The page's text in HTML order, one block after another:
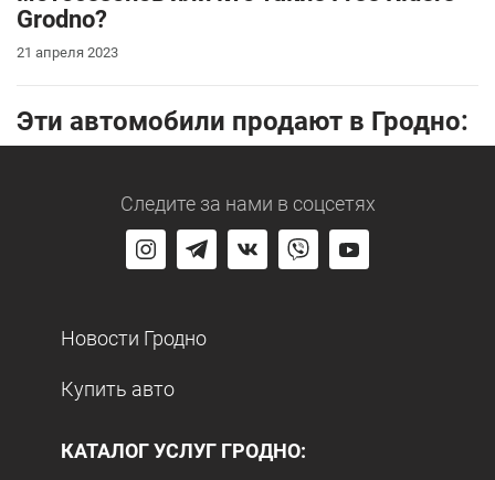
Grodno?
21 апреля 2023
Эти автомобили продают в Гродно:
Следите за нами в соцсетях
Новости Гродно
Купить авто
КАТАЛОГ УСЛУГ ГРОДНО: